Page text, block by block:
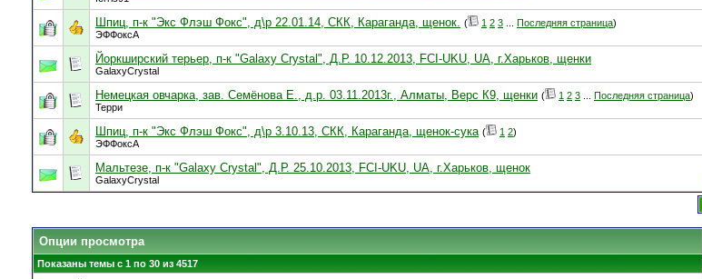
Шпиц, п-к "Экс Флэш Фокс", д\р 22.01.14, СКК, Караганда, щенок. ( 1 2 3 Последняя страница)
ЭФФоксА
Йоркширский терьер, п-к "Galaxy Crystal", Д.Р. 10.12.2013, FCI-UKU, UA, г.Харьков, щенки
GalaxyCrystal
Немецкая овчарка, зав. Семёнова Е., д.р. 03.11.2013г., Алматы, Верс К9, щенки ( 1 2 3 Последняя страница)
Терри
Шпиц, п-к "Экс Флэш Фокс", д\р 3.10.13, СКК, Караганда, щенок-сука ( 1 2)
ЭФФоксА
Мальтезе, п-к "Galaxy Crystal", Д.Р. 25.10.2013, FCI-UKU, UA, г.Харьков, щенок
GalaxyCrystal
Опции просмотра
Показаны темы с 1 по 30 из 4517